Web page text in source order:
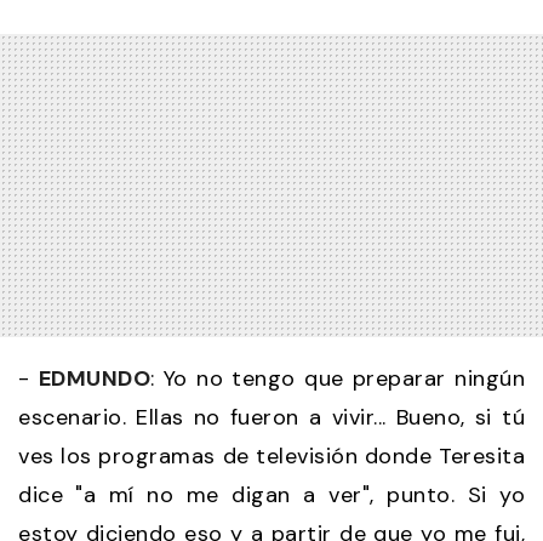
- EDMUNDO: Yo no tengo que preparar ningún
escenario. Ellas no fueron a vivir... Bueno, si tú
ves los programas de televisión donde Teresita
dice "a mí no me digan a ver", punto. Si yo
estoy diciendo eso y a partir de que yo me fui,